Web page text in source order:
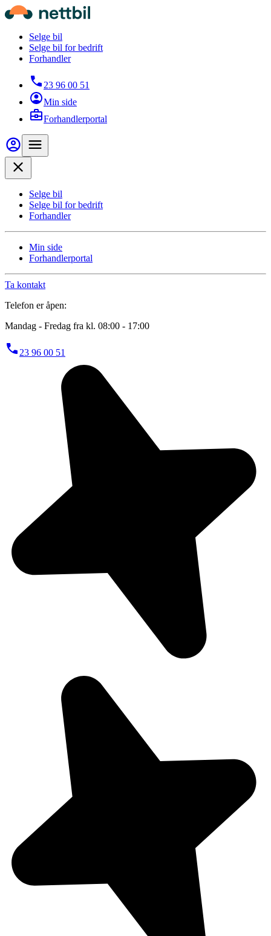
Hopp til hovedinnhold
Nettbil
Selge bil
Selge bil for bedrift
Forhandler
23 96 00 51
Min side
Forhandlerportal
Min side
Selge bil
Selge bil for bedrift
Forhandler
Min side
Forhandlerportal
Ta kontakt
Telefon er åpen:
Mandag - Fredag fra kl. 08:00 - 17:00
23 96 00 51